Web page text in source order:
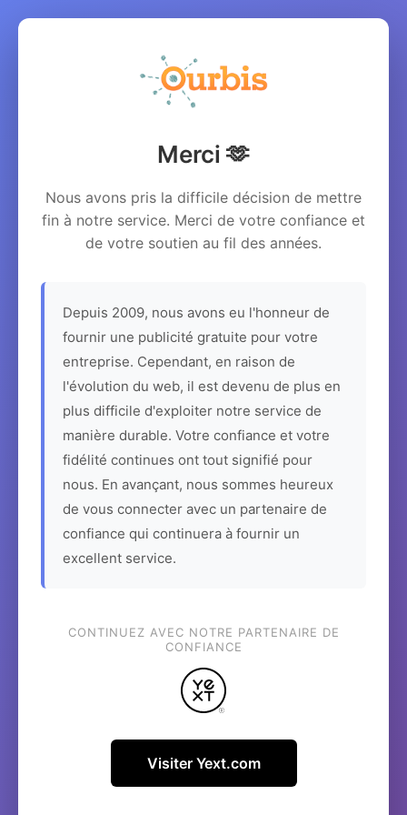
Merci 🫶
Nous avons pris la difficile décision de mettre
fin à notre service. Merci de votre confiance et
de votre soutien au fil des années.
Depuis 2009, nous avons eu l'honneur de
fournir une publicité gratuite pour votre
entreprise. Cependant, en raison de
l'évolution du web, il est devenu de plus en
plus difficile d'exploiter notre service de
manière durable. Votre confiance et votre
fidélité continues ont tout signifié pour
nous. En avançant, nous sommes heureux
de vous connecter avec un partenaire de
confiance qui continuera à fournir un
excellent service.
CONTINUEZ AVEC NOTRE PARTENAIRE DE
CONFIANCE
Visiter Yext.com